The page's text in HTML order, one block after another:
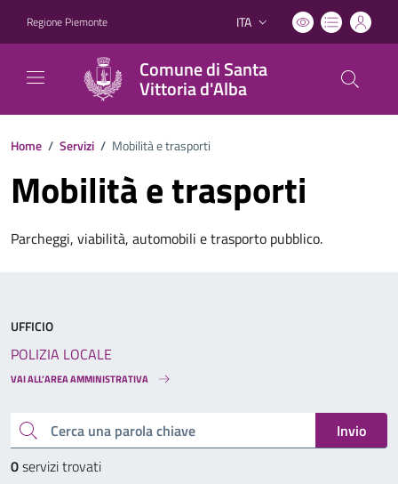
Regione Piemonte Lingua attiva:
ITA
Comune di Santa
Vittoria d'Alba
Home / Servizi / Mobilità e trasporti
Mobilità e trasporti
Parcheggi, viabilità, automobili e trasporto pubblico.
Cerca una parola chiave
Invio
0servizi trovati
UFFICIO
POLIZIA LOCALE
VAI ALL’AREA AMMINISTRATIVA